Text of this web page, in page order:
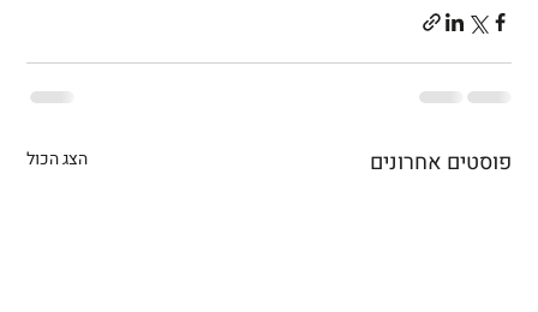
פוסטים אחרונים הצג הכול